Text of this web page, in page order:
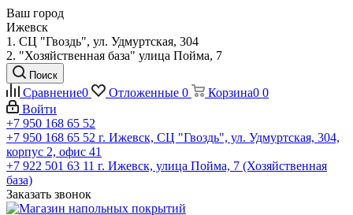
Ваш город
Ижевск
1. СЦ "Гвоздь", ул. Удмуртская, 304
2. "Хозяйственная база" улица Пойма, 7
Поиск
Сравнение0 Отложенные 0 Корзина0 0
Войти
+7 950 168 65 52
+7 950 168 65 52 г. Ижевск, СЦ "Гвоздь", ул. Удмуртская, 304,
корпус 2, офис 41
+7 922 501 63 11 г. Ижевск, улица Пойма, 7 (Хозяйственная
база)
Заказать звонок